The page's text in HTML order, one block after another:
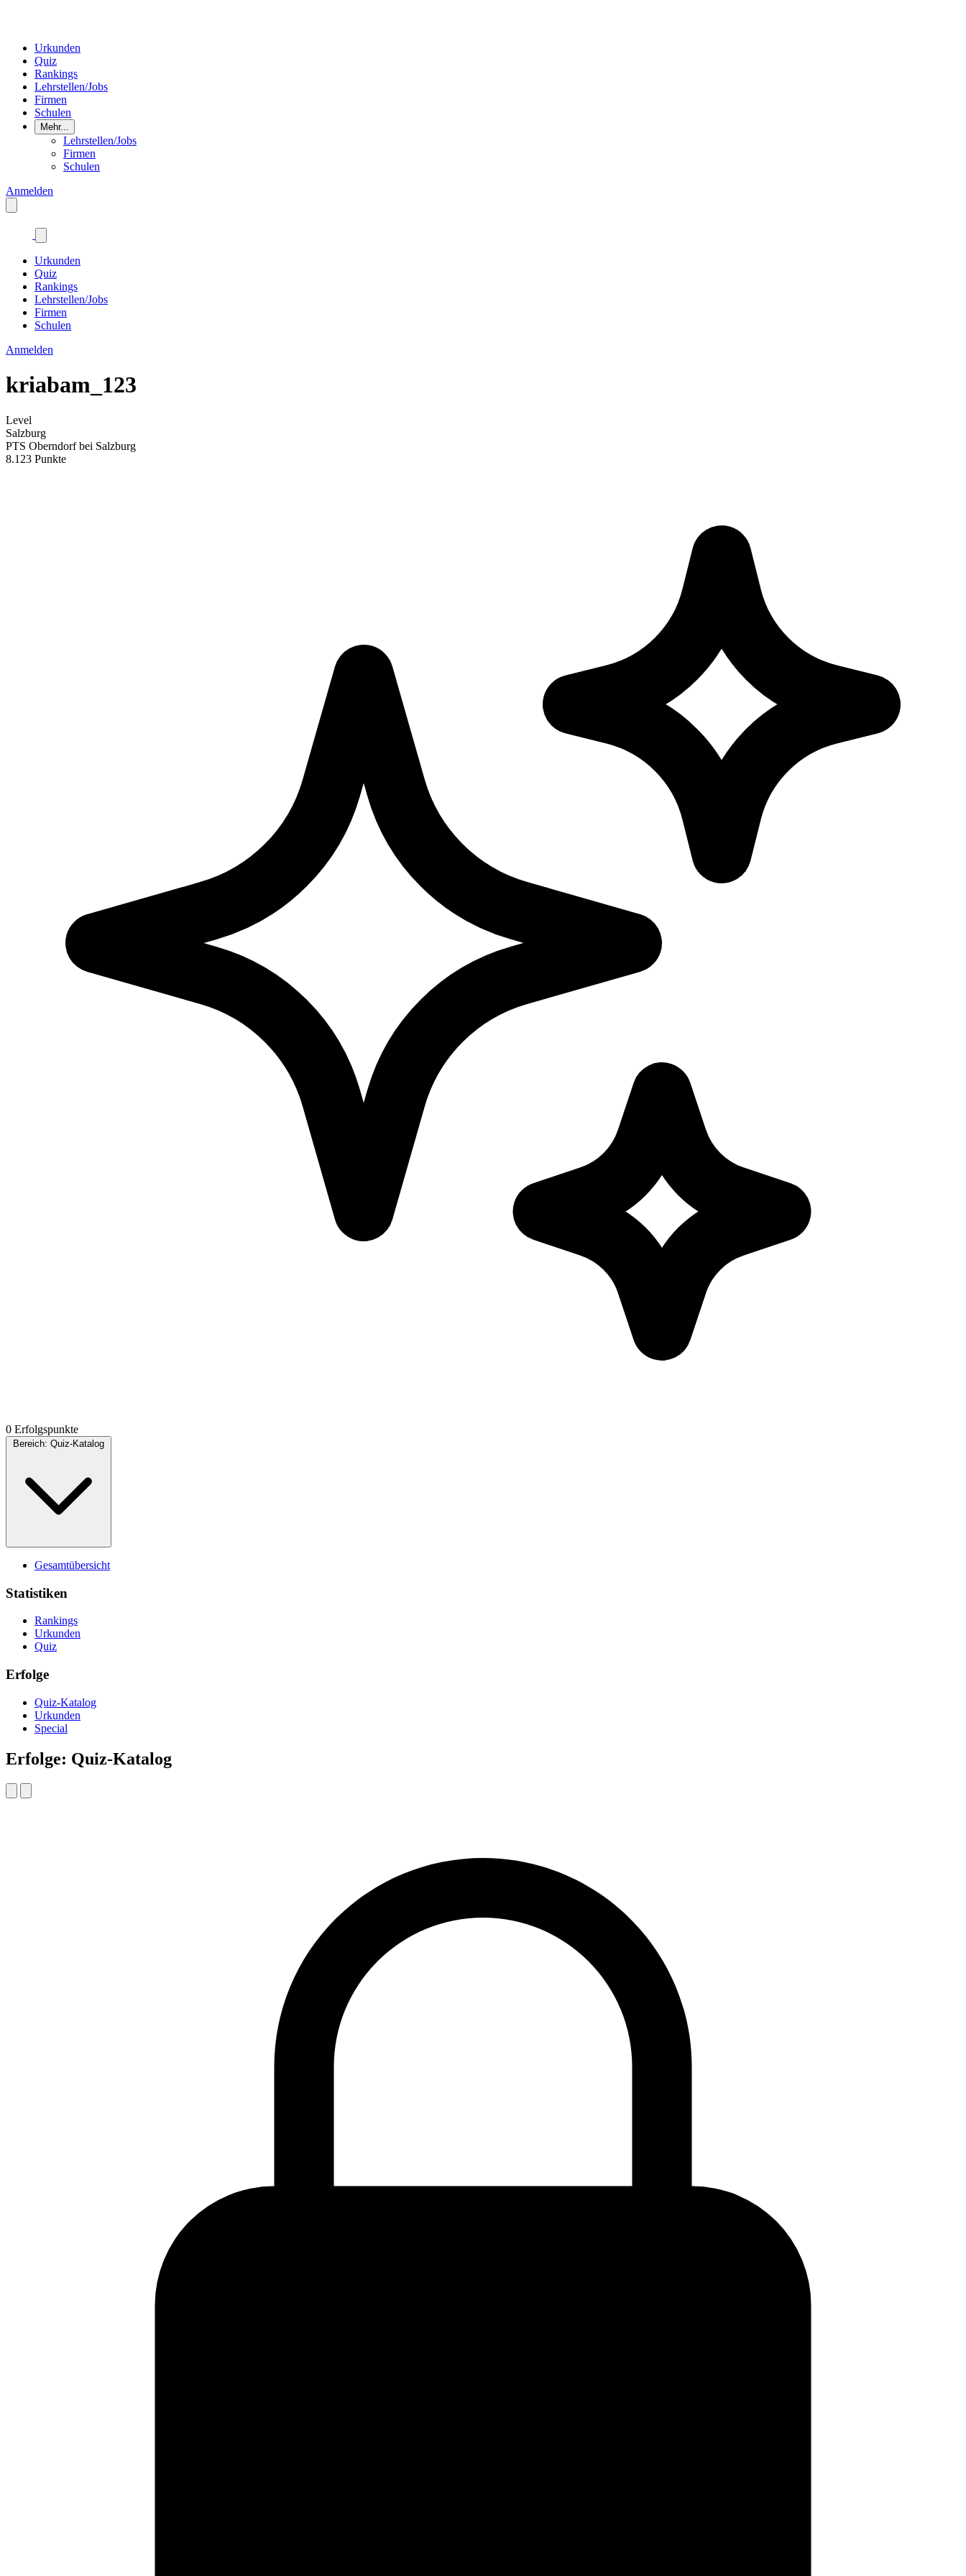
Urkunden
Quiz
Rankings
Lehrstellen/Jobs
Firmen
Schulen
Mehr...
Lehrstellen/Jobs
Firmen
Schulen
Anmelden
Urkunden
Quiz
Rankings
Lehrstellen/Jobs
Firmen
Schulen
Anmelden
kriabam_123
Level
Salzburg
PTS Oberndorf bei Salzburg
8.123 Punkte
0 Erfolgspunkte
Bereich: Quiz-Katalog
Gesamtübersicht
Statistiken
Rankings
Urkunden
Quiz
Erfolge
Quiz-Katalog
Urkunden
Special
Erfolge: Quiz-Katalog